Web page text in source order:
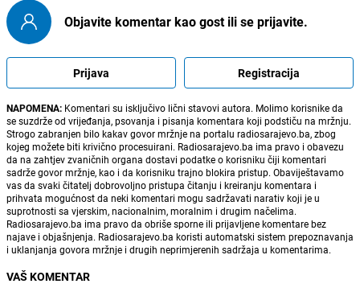
Objavite komentar kao gost ili se prijavite.
Prijava Registracija
NAPOMENA: Komentari su isključivo lični stavovi autora. Molimo korisnike da
se suzdrže od vrijeđanja, psovanja i pisanja komentara koji podstiču na mržnju.
Strogo zabranjen bilo kakav govor mržnje na portalu radiosarajevo.ba, zbog
kojeg možete biti krivično procesuirani. Radiosarajevo.ba ima pravo i obavezu
da na zahtjev zvaničnih organa dostavi podatke o korisniku čiji komentari
sadrže govor mržnje, kao i da korisniku trajno blokira pristup. Obaviještavamo
vas da svaki čitatelj dobrovoljno pristupa čitanju i kreiranju komentara i
prihvata mogućnost da neki komentari mogu sadržavati narativ koji je u
suprotnosti sa vjerskim, nacionalnim, moralnim i drugim načelima.
Radiosarajevo.ba ima pravo da obriše sporne ili prijavljene komentare bez
najave i objašnjenja. Radiosarajevo.ba koristi automatski sistem prepoznavanja
i uklanjanja govora mržnje i drugih neprimjerenih sadržaja u komentarima.
VAŠ KOMENTAR